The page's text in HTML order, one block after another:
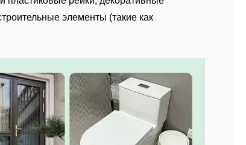
элементы (такие как